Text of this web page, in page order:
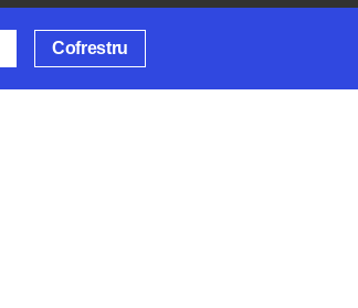
Cofrestru